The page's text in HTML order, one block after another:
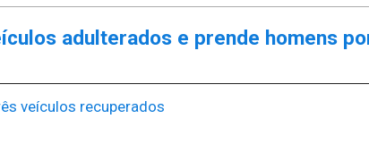
adulterados e prende homens